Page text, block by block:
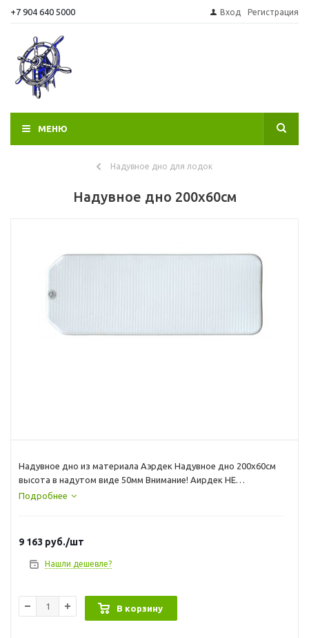
+7 904 640 5000 Вход Регистрация
МЕНЮ
Надувное дно для лодок
Надувное дно 200х60см
Надувное дно из материала Аэрдек Надувное дно 200х60см
высота в надутом виде 50мм Внимание! Аирдек НЕ
КИЛЬЕВЫХ ПВХ ЛОДОК ( этот лодки не имеющие надувной
Подробнее
9 163 руб./шт
Нашли дешевле?
В корзину